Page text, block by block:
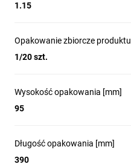
1.15
Opakowanie zbiorcze produktu
1/20 szt.
Wysokość opakowania [mm]
95
Długość opakowania [mm]
390